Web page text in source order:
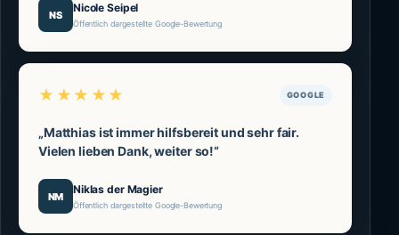
NS
Nicole Seipel
Öffentlich dargestellte Google-Bewertung
★★★★★ GOOGLE
„Matthias ist immer hilfsbereit und sehr fair.
Vielen lieben Dank, weiter so!“
NM
Niklas der Magier
Öffentlich dargestellte Google-Bewertung